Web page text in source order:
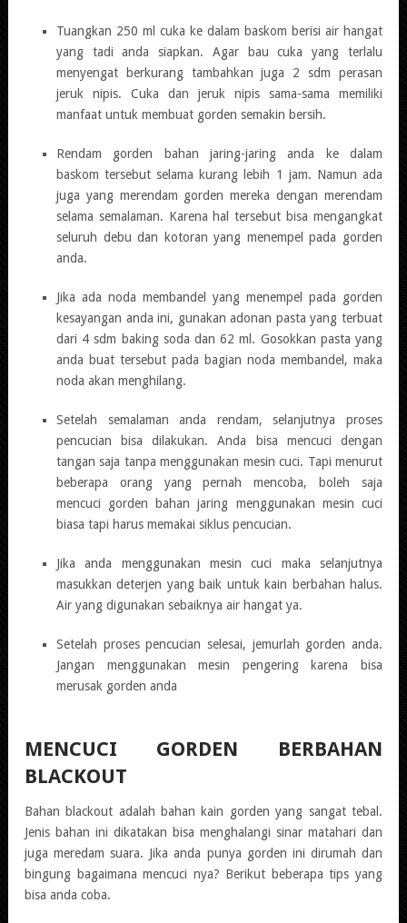
Tuangkan 250 ml cuka ke dalam baskom berisi air hangat
yang tadi anda siapkan. Agar bau cuka yang terlalu
menyengat berkurang tambahkan juga 2 sdm perasan
jeruk nipis. Cuka dan jeruk nipis sama-sama memiliki
manfaat untuk membuat gorden semakin bersih.
Rendam gorden bahan jaring-jaring anda ke dalam
baskom tersebut selama kurang lebih 1 jam. Namun ada
juga yang merendam gorden mereka dengan merendam
selama semalaman. Karena hal tersebut bisa mengangkat
seluruh debu dan kotoran yang menempel pada gorden
anda.
Jika ada noda membandel yang menempel pada gorden
kesayangan anda ini, gunakan adonan pasta yang terbuat
dari 4 sdm baking soda dan 62 ml. Gosokkan pasta yang
anda buat tersebut pada bagian noda membandel, maka
noda akan menghilang.
Setelah semalaman anda rendam, selanjutnya proses
pencucian bisa dilakukan. Anda bisa mencuci dengan
tangan saja tanpa menggunakan mesin cuci. Tapi menurut
beberapa orang yang pernah mencoba, boleh saja
mencuci gorden bahan jaring menggunakan mesin cuci
biasa tapi harus memakai siklus pencucian.
Jika anda menggunakan mesin cuci maka selanjutnya
masukkan deterjen yang baik untuk kain berbahan halus.
Air yang digunakan sebaiknya air hangat ya.
Setelah proses pencucian selesai, jemurlah gorden anda.
Jangan menggunakan mesin pengering karena bisa
merusak gorden anda
MENCUCI GORDEN BERBAHAN
BLACKOUT
Bahan blackout adalah bahan kain gorden yang sangat tebal.
Jenis bahan ini dikatakan bisa menghalangi sinar matahari dan
juga meredam suara. Jika anda punya gorden ini dirumah dan
bingung bagaimana mencuci nya? Berikut beberapa tips yang
bisa anda coba.